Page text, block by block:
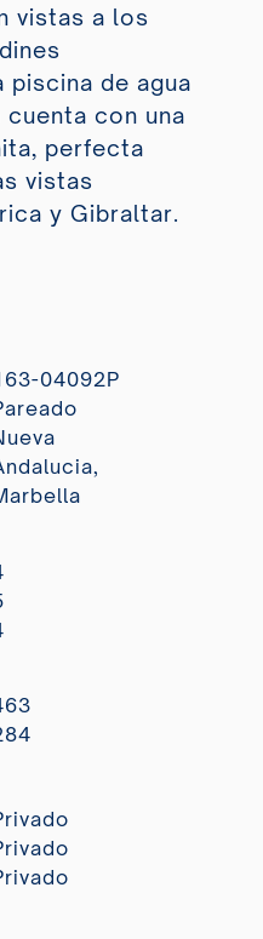
vistas a los
piscina de agua
cuenta con una
perfecta
vistas
y Gibraltar.
04092P